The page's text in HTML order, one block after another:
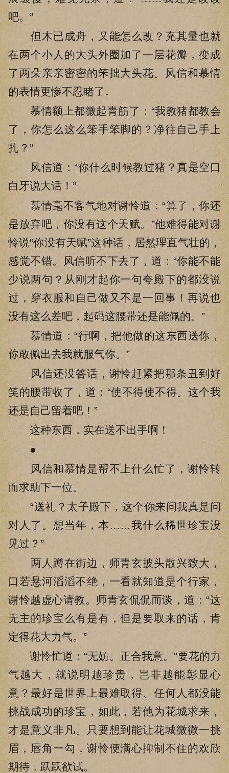
吧。”
但木已成舟，又能怎么改？充其量也就
在两个小人的大头外圈加了一层花瓣，变成
了两朵亲亲密密的笨拙大头花。风信和慕情
的表情更惨不忍睹了。
慕情额上都微起青筋了：“我教猪都教会
了，你怎么这么笨手笨脚的？净往自己手上
扎？”
风信道：“你什么时候教过猪？真是空口
白牙说大话！”
慕情毫不客气地对谢怜道：“算了，你还
是放弃吧，你没有这个天赋。”他难得能对谢
怜说“你没有天赋”这种话，居然理直气壮的，
感觉不错。风信听不下去了，道：“你能不能
少说两句？从刚才起你一句夸殿下的都没说
过，穿衣服和自己做又不是一回事！再说也
没有这么差吧，起码这腰带还是能佩的。”
慕情道：“行啊，把他做的这东西送你，
你敢佩出去我就服气你。”
风信还没答话，谢怜赶紧把那条丑到好
笑的腰带收了，道：“使不得使不得。这个我
还是自己留着吧！”
这种东西，实在送不出手啊！
●
风信和慕情是帮不上什么忙了，谢怜转
而求助下一位。
“送礼？太子殿下，这个你来问我真是问
对人了。想当年，本……我什么稀世珍宝没
见过？”
两人蹲在街边，师青玄披头散兴致大，
口若悬河滔滔不绝，一看就知道是个行家，
谢怜越虚心请教。师青玄侃侃而谈，道：“这
无主的珍宝么有是有，但是要取来的话，肯
定得花大力气。”
谢怜忙道：“无妨。正合我意。”要花的力
气越大，就说明越珍贵，岂非越能彰显心
意？最好是世界上最难取得、任何人都没能
挑战成功的珍宝，如此，若他为花城求来，
才是意义非凡。只要想到能让花城微微一挑
眉，唇角一勾，谢怜便满心抑制不住的欢欣
期待，跃跃欲试。